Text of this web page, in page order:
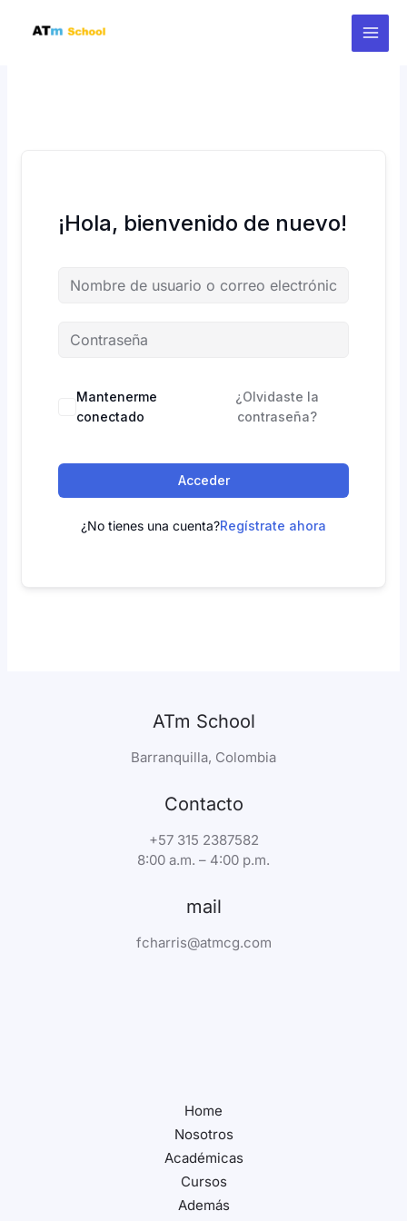
¡Hola, bienvenido de nuevo!
Mantenerme
conectado
¿Olvidaste la
contraseña?
Acceder
¿No tienes una cuenta?Regístrate ahora
ATm School
Barranquilla, Colombia
Contacto
+57 315 2387582
8:00 a.m. – 4:00 p.m.
mail
fcharris@atmcg.com
Home
Nosotros
Académicas
Cursos
Además